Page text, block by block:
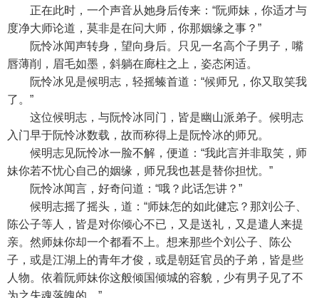
正在此时，一个声音从她身后传来：“阮师妹，你适才与
度净大师论道，莫非是在问大师，你那姻缘之事？”
阮怜冰闻声转身，望向身后。只见一名高个子男子，嘴
唇薄削，眉毛如墨，斜躺在廊柱之上，姿态闲适。
阮怜冰见是候明志，轻摇螓首道：“候师兄，你又取笑我
了。”
这位候明志，与阮怜冰同门，皆是幽山派弟子。候明志
入门早于阮怜冰数载，故而称得上是阮怜冰的师兄。
候明志见阮怜冰一脸不解，便道：“我此言并非取笑，师
妹你若不忧心自己的姻缘，师兄我也甚是替你担忧。”
阮怜冰闻言，好奇问道：“哦？此话怎讲？”
候明志摇了摇头，道：“师妹怎的如此健忘？那刘公子、
陈公子等人，皆是对你倾心不已，又是送礼，又是遣人来提
亲。然师妹你却一个都看不上。想来那些个刘公子、陈公
子，或是江湖上的青年才俊，或是朝廷官员的子弟，皆是些
人物。依着阮师妹你这般倾国倾城的容貌，少有男子见了不
为之失魂落魄的。”